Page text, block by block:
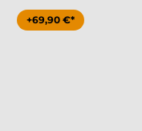
+69,90 €*